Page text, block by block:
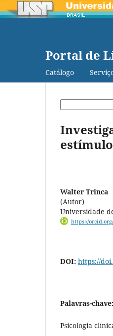
Portal de
Catálogo
Walter Trinca
(Autor)
Universidade
https://orcid.org/
DOI: https://
Palavras-chave:
Psicologia